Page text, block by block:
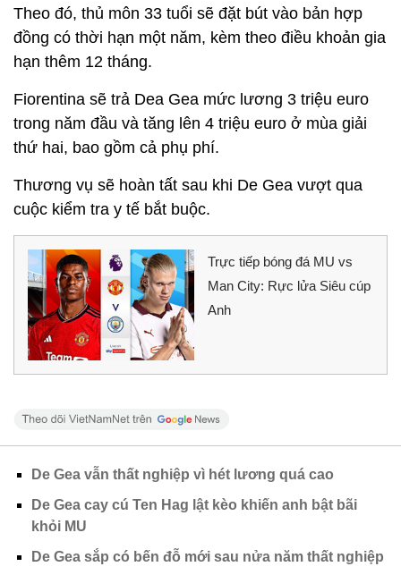
Theo đó, thủ môn 33 tuổi sẽ đặt bút vào bản hợp
đồng có thời hạn một năm, kèm theo điều khoản gia
hạn thêm 12 tháng.
Fiorentina sẽ trả Dea Gea mức lương 3 triệu euro
trong năm đầu và tăng lên 4 triệu euro ở mùa giải
thứ hai, bao gồm cả phụ phí.
Thương vụ sẽ hoàn tất sau khi De Gea vượt qua
cuộc kiểm tra y tế bắt buộc.
Trực tiếp bóng đá MU vs
Man City: Rực lửa Siêu cúp
Anh
De Gea vẫn thất nghiệp vì hét lương quá cao
De Gea cay cú Ten Hag lật kèo khiến anh bật bãi
khỏi MU
De Gea sắp có bến đỗ mới sau nửa năm thất nghiệp